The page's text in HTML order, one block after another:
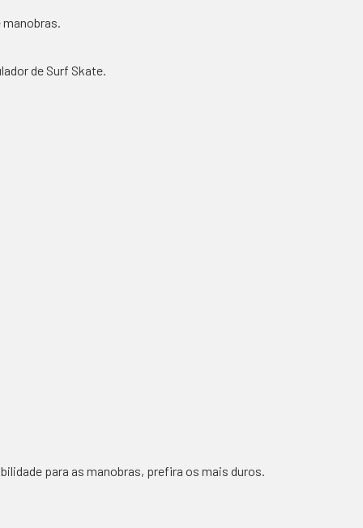
de Surf Skate.
para as manobras, prefira os mais duros.